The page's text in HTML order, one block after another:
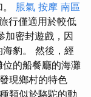
脹氣 按摩 南區
行僅適用於較低
加密封遊戲，因
豹。 然後，經
的船餐廳的海灘
現鄉村的特色
類似於駱駝的動